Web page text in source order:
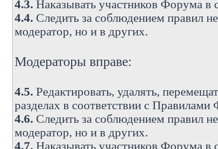
4.3. Наказывать участников Форума
4.4. Следить за соблюдением правил
модератор, но и в других.
Модераторы вправе:
4.5. Редактировать, удалять,
разделах в соответствии с
4.6. Следить за соблюдением правил
модератор, но и в других.
4.7. Наказывать участников Форума